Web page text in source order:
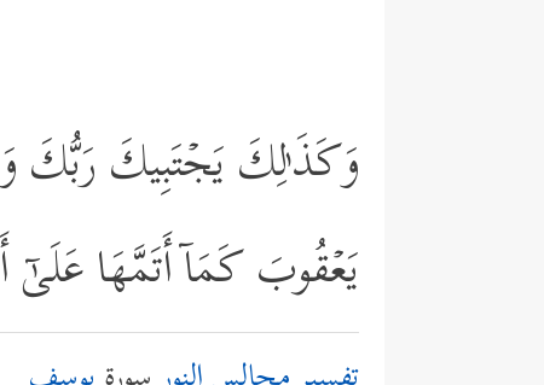
وَكَذَ ٰ⁠لِكَ یَجۡتَبِیكَ رَبُّكَ
یَعۡقُوبَ كَمَاۤ أَتَمَّهَا